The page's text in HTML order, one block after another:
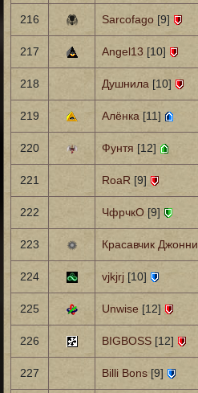
216 Sarcofago [9]
217 Angel13 [10]
218 Душнила [10]
219 Алёнка [11]
220 Фунтя [12]
221 RoaR [9]
222 ЧфрчкО [9]
223 Красавчик Джонни
224 vjkjrj [10]
225 Unwise [12]
226 BIGBOSS [12]
227 Billi Bons [9]